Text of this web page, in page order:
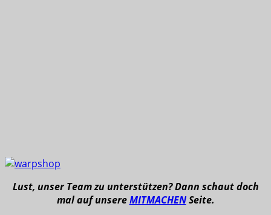
Lust, unser Team zu unterstützen? Dann schaut doch
mal auf unsereMITMACHENSeite.